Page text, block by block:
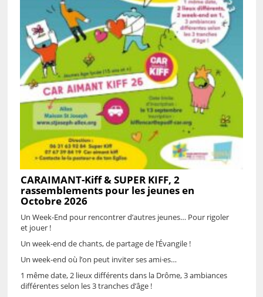
CARAIMANT-Kiff & SUPER KIFF, 2
rassemblements pour les jeunes en
Octobre 2026
Un Week-End pour rencontrer d’autres jeunes… Pour rigoler
et jouer !
Un week-end de chants, de partage de l’Évangile !
Un week-end où l’on peut inviter ses ami·es…
1 même date, 2 lieux différents dans la Drôme, 3 ambiances
différentes selon les 3 tranches d’âge !